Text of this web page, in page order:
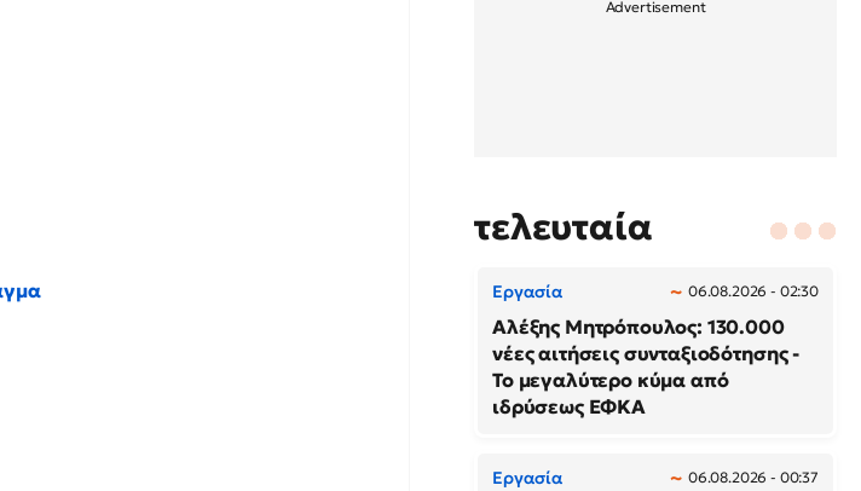
τελευταία
Εργασία 06.08.2026 - 02:30
Αλέξης Μητρόπουλος: 130.000
νέες αιτήσεις συνταξιοδότησης -
Το μεγαλύτερο κύμα από
ιδρύσεως ΕΦΚΑ
Εργασία 06.08.2026 - 00:37